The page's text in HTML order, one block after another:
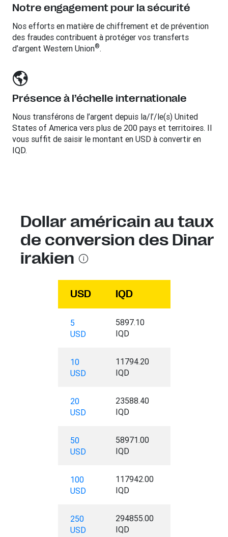
Notre engagement pour la sécurité
Nos efforts en matière de chiffrement et de prévention
des fraudes contribuent à protéger vos transferts
d’argent Western Union®.
Présence à l’échelle internationale
Nous transférons de l’argent depuis la/l’/le(s) United
States of America vers plus de 200 pays et territoires. Il
vous suffit de saisir le montant en USD à convertir en
IQD.
Dollar américain au taux
de conversion des Dinar
irakien
USD IQD
5
USD
5897.10
IQD
10
USD
11794.20
IQD
20
USD
23588.40
IQD
50
USD
58971.00
IQD
100
USD
117942.00
IQD
250
USD
294855.00
IQD